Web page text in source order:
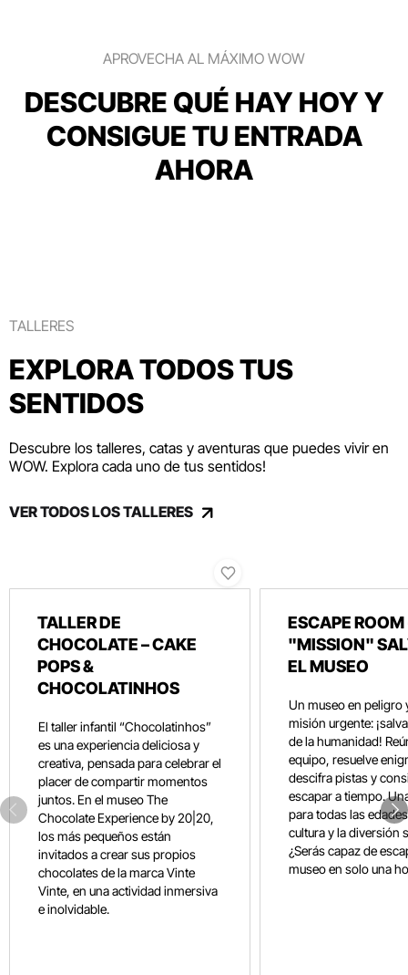
APROVECHA AL MÁXIMO WOW
DESCUBRE QUÉ HAY HOY Y
CONSIGUE TU ENTRADA
AHORA
TALLERES
EXPLORA TODOS TUS
SENTIDOS
Descubre los talleres, catas y aventuras que puedes vivir en
WOW. Explora cada uno de tus sentidos!
VER TODOS LOS TALLERES
TALLER DE
CHOCOLATE – CAKE
POPS &
CHOCOLATINHOS
El taller infantil “Chocolatinhos”
es una experiencia deliciosa y
creativa, pensada para celebrar el
placer de compartir momentos
juntos. En el museo The
Chocolate Experience by 20|20,
los más pequeños están
invitados a crear sus propios
chocolates de la marca Vinte
Vinte, en una actividad inmersiva
e inolvidable.
ESCAPE ROOM
"MISSION"
EL MUSEO
Un museo en peligro
misión urgente:
de la humanidad!
equipo, resuelve
descifra pistas y
escapar a tiempo.
para todas las
cultura y la diversión
¿Serás capaz de
museo en solo una